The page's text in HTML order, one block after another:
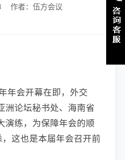
作者：伍方会议
年会开幕在即，外交
洲论坛秘书处、海南省
演练，为保障年会的顺
，这也是本届年会召开前